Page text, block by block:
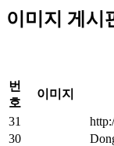
이미지 게시
번
호
이미지
31
30